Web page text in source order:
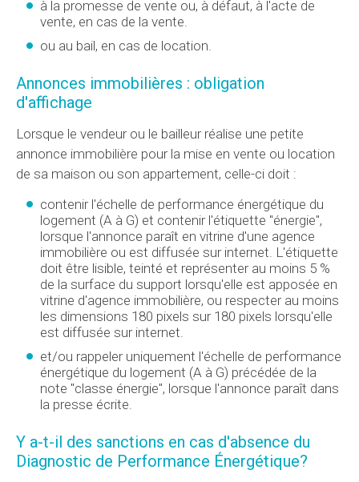
à la promesse de vente ou, à défaut, à l'acte de
vente, en cas de la vente.
ou au bail, en cas de location.
Annonces immobilières : obligation
d'affichage
Lorsque le vendeur ou le bailleur réalise une petite
annonce immobilière pour la mise en vente ou location
de sa maison ou son appartement, celle-ci doit :
contenir l'échelle de performance énergétique du
logement (A à G) et contenir l'étiquette "énergie",
lorsque l'annonce paraît en vitrine d'une agence
immobilière ou est diffusée sur internet. L'étiquette
doit être lisible, teinté et représenter au moins 5 %
de la surface du support lorsqu'elle est apposée en
vitrine d'agence immobilière, ou respecter au moins
les dimensions 180 pixels sur 180 pixels lorsqu'elle
est diffusée sur internet.
et/ou rappeler uniquement l'échelle de performance
énergétique du logement (A à G) précédée de la
note "classe énergie", lorsque l'annonce paraît dans
la presse écrite.
Y a-t-il des sanctions en cas d'absence du
Diagnostic de Performance Énergétique?